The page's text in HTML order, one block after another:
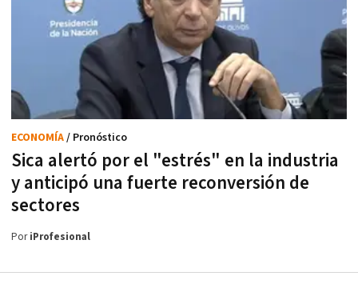
Sica alertó por el "estrés" en la industria
y anticipó una fuerte reconversión de
sectores
ECONOMÍA/ Pronóstico
PoriProfesional